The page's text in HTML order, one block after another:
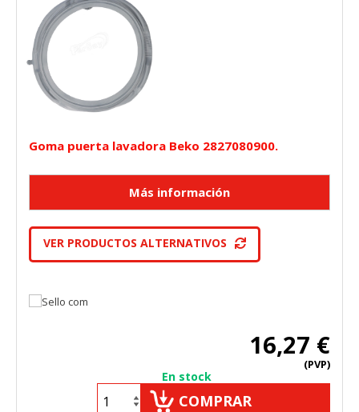
Goma puerta lavadora Beko 2827080900.
VER PRODUCTOS ALTERNATIVOS
16,27 €
(PVP)
En stock
COMPRAR